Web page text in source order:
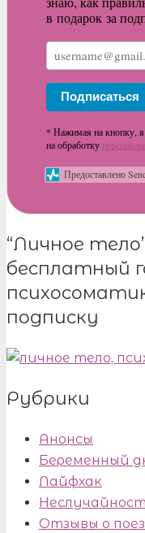
в подарок за
Подписаться
* Нажимая на кнопку, я
на обработку
Предоставлено
“Личное
бесплатный
подписку
Рубрики
Анонсы
Беременный
Лайфхак
Отзывы о